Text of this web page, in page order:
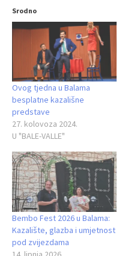
Srodno
Ovog tjedna u Balama
besplatne kazališne
predstave
27. kolovoza 2024.
U "BALE-VALLE"
Bembo Fest 2026 u Balama:
Kazalište, glazba i umjetnost
pod zvijezdama